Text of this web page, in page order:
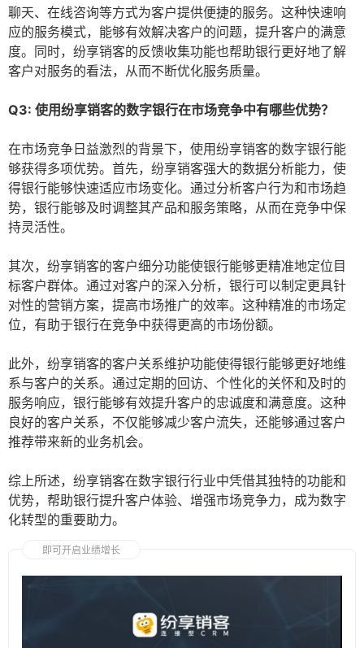
聊天、在线咨询等方式为客户提供便捷的服务。这种快速响
应的服务模式，能够有效解决客户的问题，提升客户的满意
度。同时，纷享销客的反馈收集功能也帮助银行更好地了解
客户对服务的看法，从而不断优化服务质量。
Q3: 使用纷享销客的数字银行在市场竞争中有哪些优势？
在市场竞争日益激烈的背景下，使用纷享销客的数字银行能
够获得多项优势。首先，纷享销客强大的数据分析能力，使
得银行能够快速适应市场变化。通过分析客户行为和市场趋
势，银行能够及时调整其产品和服务策略，从而在竞争中保
持灵活性。
其次，纷享销客的客户细分功能使银行能够更精准地定位目
标客户群体。通过对客户的深入分析，银行可以制定更具针
对性的营销方案，提高市场推广的效率。这种精准的市场定
位，有助于银行在竞争中获得更高的市场份额。
此外，纷享销客的客户关系维护功能使得银行能够更好地维
系与客户的关系。通过定期的回访、个性化的关怀和及时的
服务响应，银行能够有效提升客户的忠诚度和满意度。这种
良好的客户关系，不仅能够减少客户流失，还能够通过客户
推荐带来新的业务机会。
综上所述，纷享销客在数字银行行业中凭借其独特的功能和
优势，帮助银行提升客户体验、增强市场竞争力，成为数字
化转型的重要助力。
即可开启业绩增长